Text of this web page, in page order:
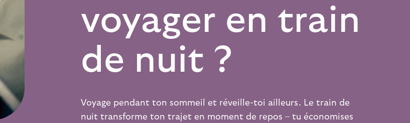
voyager en train
de nuit ?
Voyage pendant ton sommeil et réveille-toi ailleurs. Le train de
nuit transforme ton trajet en moment de repos – tu économises